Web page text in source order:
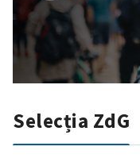
Selecția ZdG